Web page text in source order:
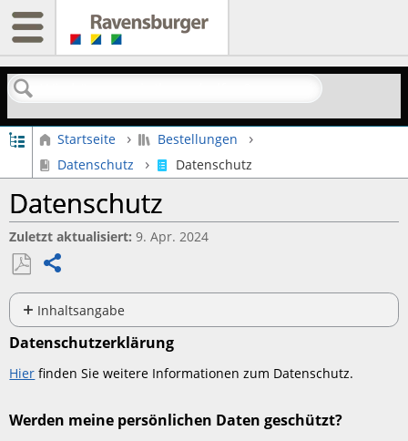
Suchen
Globale Hierarchie auf- und zuklappen
Startseite
Bestellungen
Datenschutz
Datenschutz
Datenschutz
Zuletzt aktualisiert 9. Apr. 2024
Als
PDF
speichern
Inhaltsangabe
Datenschutzerklärung
meine
Daten
geschützt?
Datenschutzerklärung
Hier finden Sie weitere Informationen zum Datenschutz.
Werden meine persönlichen Daten geschützt?